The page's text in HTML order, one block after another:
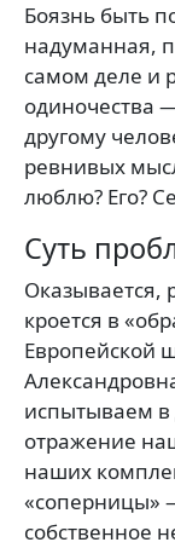
Боязнь быть
надуманная,
самом деле и
одиночества
другому
ревнивых
люблю? Его?
Суть
Оказывается,
кроется в
Европейской
испытываем в
отражение
наших
«соперницы»
собственное